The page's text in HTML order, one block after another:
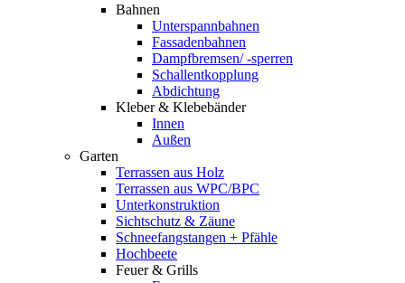
Bahnen
Unterspannbahnen
Fassadenbahnen
Dampfbremsen/ -sperren
Schallentkopplung
Abdichtung
Kleber & Klebebänder
Innen
Außen
Garten
Terrassen aus Holz
Terrassen aus WPC/BPC
Unterkonstruktion
Sichtschutz & Zäune
Schneefangstangen + Pfähle
Hochbeete
Feuer & Grills